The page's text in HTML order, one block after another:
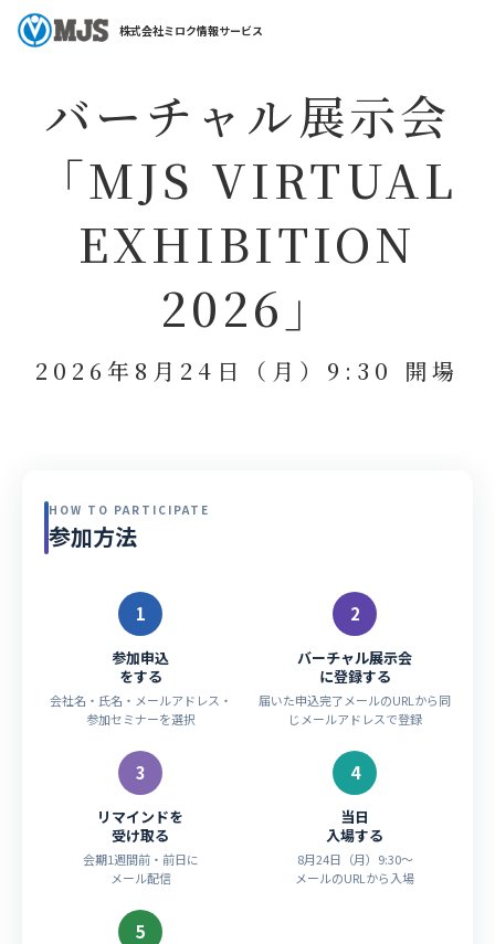
株式会社ミロク情報サービス
ホーム セミナー特集
バーチャル展示会
「MJS VIRTUAL
EXHIBITION
2026」
2026年8月24日（月）9:30 開場
HOW TO PARTICIPATE
参加方法
1
参加申込
をする
会社名・氏名・メールアドレス・
参加セミナーを選択
2
バーチャル展示会
に登録する
届いた申込完了メールのURLから同
じメールアドレスで登録
3
リマインドを
受け取る
会期1週間前・前日に
メール配信
4
当日
入場する
8月24日（月）9:30〜
メールのURLから入場
5